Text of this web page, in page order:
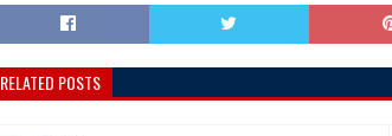
RELATED POSTS